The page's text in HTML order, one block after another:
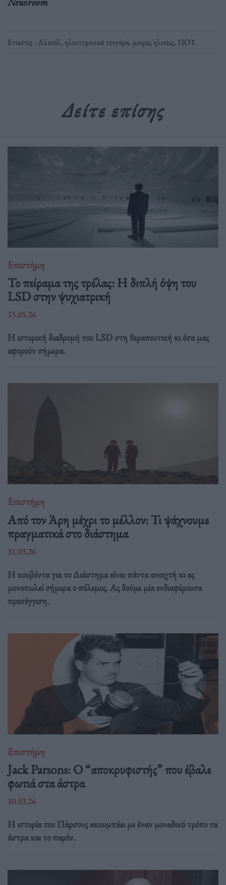
Ετικέτες :Αλκοόλ,ηλεκττρονικά τσιγάρα, μικρές ηλικίες, ΠΟΥ.
Δείτε επίσης
Επιστήμη
Το πείραμα της τρέλας: Η διπλή όψη του
LSD στην ψυχιατρική
15.05.26
Η ιστορική διαδρομή του LSD στη θεραπευτική κι όσα μας
αφορούν σήμερα.
Επιστήμη
Από τον Άρη μέχρι το μέλλον: Τι ψάχνουμε
πραγματικά στο διάστημα
31.03.26
Η κουβέντα για το Διάστημα είναι πάντα ανοιχτή κι ας
μονοπωλεί σήμερα ο πόλεμος. Ας δούμε μία ενδιαφέρουσα
προσέγγιση.
Επιστήμη
Jack Parsons: O “αποκρυφιστής” που έβαλε
φωτιά στα άστρα
10.03.26
Η ιστορία του Πάρσονς ακουμπάει με έναν μοναδικό τρόπο τα
άστρα και το παρόν.